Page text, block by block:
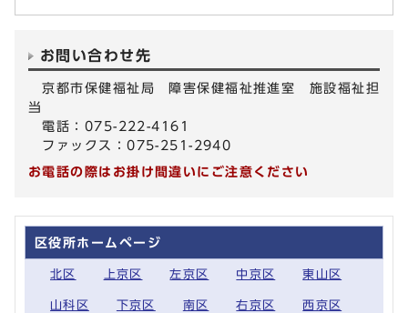
お問い合わせ先
京都市保健福祉局 障害保健福祉推進室 施設福祉担
当
電話：075-222-4161
ファックス：075-251-2940
お電話の際はお掛け間違いにご注意ください
区役所ホームページ
北区 上京区 左京区 中京区 東山区
山科区 下京区 南区 右京区 西京区